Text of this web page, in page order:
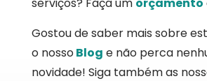
Gostou de saber mais sobre
o nossoBlog e não perca
novidade! Siga também as